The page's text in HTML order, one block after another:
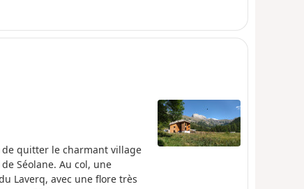
quitter le charmant village
Séolane. Au col, une
Laverq, avec une flore très